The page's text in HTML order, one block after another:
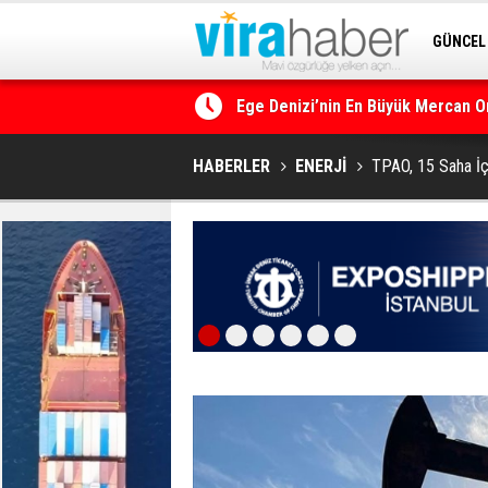
GÜNCEL
Ege Denizi’nin En Büyük Mercan
14. TAYK – Eker Olympos Regatta
HABERLER ENERJİ TPAO, 15 Saha